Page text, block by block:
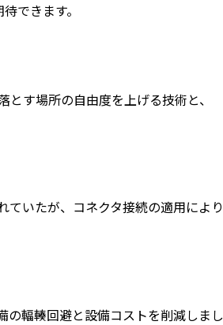
できます。
す場所の自由度を上げる技術と、
いたが、コネクタ接続の適用により
の輻輳回避と設備コストを削減しまし